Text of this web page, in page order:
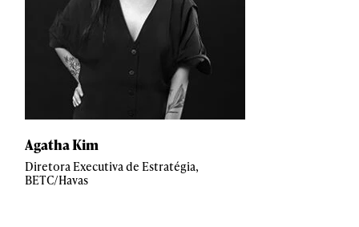
Agatha Kim
Diretora Executiva de Estratégia,
BETC/Havas